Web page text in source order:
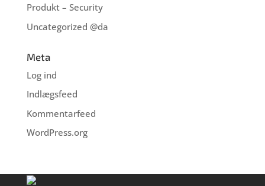
Produkt – Security
Uncategorized @da
Meta
Log ind
Indlægsfeed
Kommentarfeed
WordPress.org